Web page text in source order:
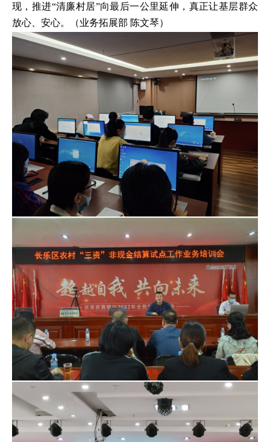
现，推进“清廉村居”向最后一公里延伸，真正让基层群众
放心、安心。（业务拓展部 陈文琴）